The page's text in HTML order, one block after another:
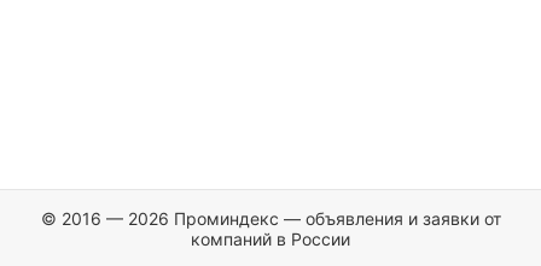
© 2016 — 2026 Проминдекс — объявления и заявки от
компаний в России